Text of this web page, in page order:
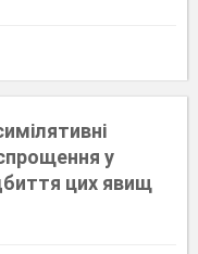
у
цих явищ